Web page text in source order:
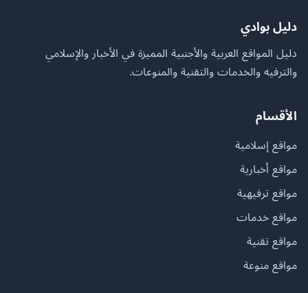
دليل بوادي
دليل المواقع العربية والأجنبية المميزة في الأخبار والإسلامي
والترفيه والخدمات والتقنية والمنوعات.
الأقسام
مواقع إسلامية
مواقع أخبارية
مواقع ترفيهية
مواقع خدمات
مواقع تقنية
مواقع منوعة